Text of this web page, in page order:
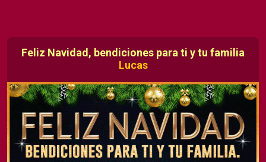
Feliz Navidad, bendiciones para ti y tu familia
Lucas